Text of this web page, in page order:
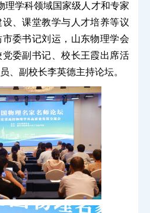
理学科领域国家级人才和专家
、课堂教学与人才培养等议
委书记刘运，山东物理学会
委副书记、校长王霞出席活
、副校长李英德主持论坛。